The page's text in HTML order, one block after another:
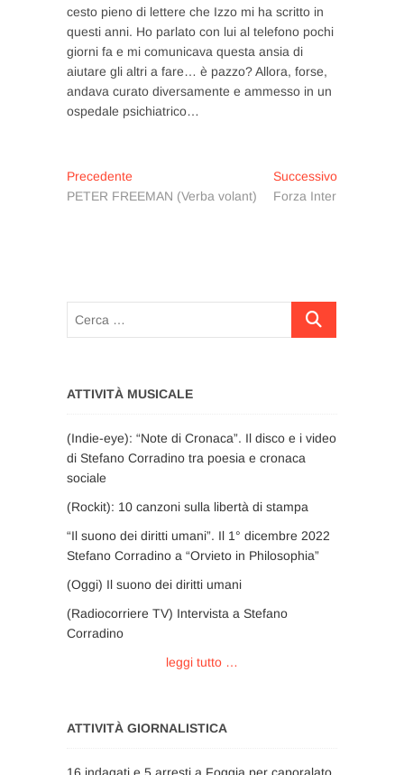
cesto pieno di lettere che Izzo mi ha scritto in
questi anni. Ho parlato con lui al telefono pochi
giorni fa e mi comunicava questa ansia di
aiutare gli altri a fare… è pazzo? Allora, forse,
andava curato diversamente e ammesso in un
ospedale psichiatrico…
Navigazione
articoli
Precedente
precedente:
PETER FREEMAN (Verba volant)
SuccessivoArticolo
Forza Inter
Cerca
ATTIVITÀ MUSICALE
(Indie-eye): “Note di Cronaca”. Il disco e i video
di Stefano Corradino tra poesia e cronaca
sociale
(Rockit): 10 canzoni sulla libertà di stampa
“Il suono dei diritti umani”. Il 1° dicembre 2022
Stefano Corradino a “Orvieto in Philosophia”
(Oggi) Il suono dei diritti umani
(Radiocorriere TV) Intervista a Stefano
Corradino
leggi tutto …
ATTIVITÀ GIORNALISTICA